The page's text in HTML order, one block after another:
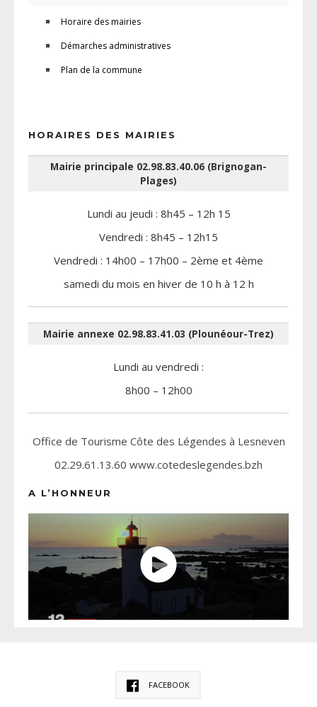
Horaire des mairies
Démarches administratives
Plan de la commune
HORAIRES DES MAIRIES
Mairie principale 02.98.83.40.06 (Brignogan-
Plages)
Lundi au jeudi : 8h45 – 12h 15
Vendredi : 8h45 – 12h15
Vendredi : 14h00 – 17h00 – 2ème et 4ème
samedi du mois en hiver de 10 h à 12 h
Mairie annexe 02.98.83.41.03 (Plounéour-Trez)
Lundi au vendredi :
8h00 – 12h00
Office de Tourisme Côte des Légendes à Lesneven
02.29.61.13.60 www.cotedeslegendes.bzh
A L’HONNEUR
FACEBOOK